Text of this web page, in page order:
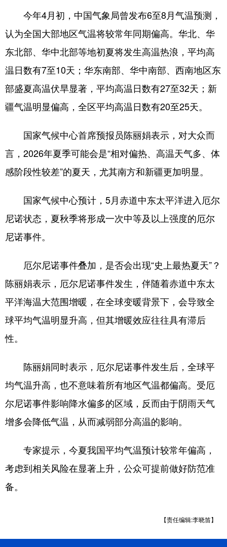
今年4月初，中国气象局曾发布6至8月气温预测，
认为全国大部地区气温将较常年同期偏高。华北、华
东北部、华中北部等地初夏将发生高温热浪，平均高
温日数有7至10天；华东南部、华中南部、西南地区东
部盛夏高温伏旱显著，平均高温日数有27至32天；新
疆气温明显偏高，全区平均高温日数有20至25天。
国家气候中心首席预报员陈丽娟表示，对大众而
言，2026年夏季可能会是“相对偏热、高温天气多、体
感阶段性较差”的夏天，尤其南方和新疆更加明显。
国家气候中心预计，5月赤道中东太平洋进入厄尔
尼诺状态，夏秋季将形成一次中等及以上强度的厄尔
尼诺事件。
厄尔尼诺事件叠加，是否会出现“史上最热夏天”？
陈丽娟表示，厄尔尼诺事件发生，伴随着赤道中东太
平洋海温大范围增暖，在全球变暖背景下，会导致全
球平均气温明显升高，但其增暖效应往往具有滞后
性。
陈丽娟同时表示，厄尔尼诺事件发生后，全球平
均气温升高，也不意味着所有地区气温都偏高。受厄
尔尼诺事件影响降水偏多的区域，反而由于阴雨天气
增多会降低气温，从而减弱部分高温的影响。
专家提示，今夏我国平均气温预计较常年偏高，
考虑到相关风险在显著上升，公众可提前做好防范准
备。
【责任编辑:李晓笛】